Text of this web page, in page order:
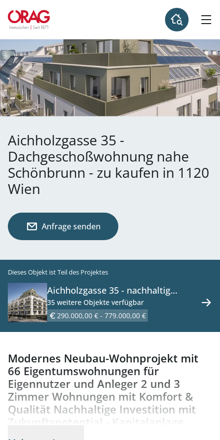
Aichholzgasse 35 -
Dachgeschoßwohnung nahe
Schönbrunn - zu kaufen in 1120
Wien
Anfrage senden
Dieses Objekt ist Teil des Projektes
Aichholzgasse 35 - nachhaltig
Wohnen im Neubauprojekt in
Schönbrunn-Nähe - zu kaufen in
1120 Wien
35 weitere Objekte verfügbar
290.000,00 € - 779.000,00 €
Modernes Neubau-Wohnprojekt mit
66 Eigentumswohnungen für
Eigennutzer und Anleger 2 und 3
Zimmer Wohnungen mit Komfort &
Qualität Nachhaltige Investition mit
Zukunftspotential - Kapitalanlage